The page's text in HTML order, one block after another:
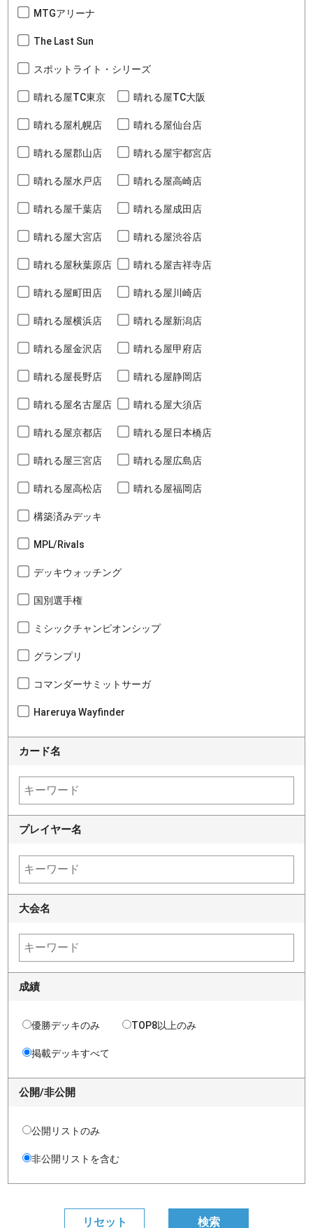
MTGアリーナ
The Last Sun
スポットライト・シリーズ
晴れる屋TC東京 晴れる屋TC大阪
晴れる屋札幌店 晴れる屋仙台店
晴れる屋郡山店 晴れる屋宇都宮店
晴れる屋水戸店 晴れる屋高崎店
晴れる屋千葉店 晴れる屋成田店
晴れる屋大宮店 晴れる屋渋谷店
晴れる屋秋葉原店 晴れる屋吉祥寺店
晴れる屋町田店 晴れる屋川崎店
晴れる屋横浜店 晴れる屋新潟店
晴れる屋金沢店 晴れる屋甲府店
晴れる屋長野店 晴れる屋静岡店
晴れる屋名古屋店 晴れる屋大須店
晴れる屋京都店 晴れる屋日本橋店
晴れる屋三宮店 晴れる屋広島店
晴れる屋高松店 晴れる屋福岡店
構築済みデッキ
MPL/Rivals
デッキウォッチング
国別選手権
ミシックチャンピオンシップ
グランプリ
コマンダーサミットサーガ
Hareruya Wayfinder
カード名
プレイヤー名
大会名
成績
優勝デッキのみ TOP8以上のみ
掲載デッキすべて
公開/非公開
公開リストのみ
非公開リストを含む